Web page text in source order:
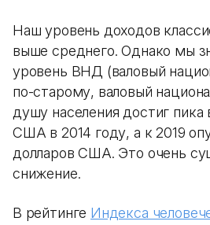
Наш уровень доходов
выше среднего. Однако мы
уровень ВНД (валовый
по-старому, валовый
душу населения достиг пика
США в 2014 году, а к 2019
долларов США. Это очень
снижение.
В рейтинге Индекса